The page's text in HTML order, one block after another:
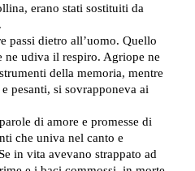
erano stati sostituiti da
passi dietro all’uomo. Quello
ne udiva il respiro. Agriope ne
della memoria, mentre
pesanti, si sovrapponeva ai
di amore e promesse di
che univa nel canto e
in vita avevano strappato ad